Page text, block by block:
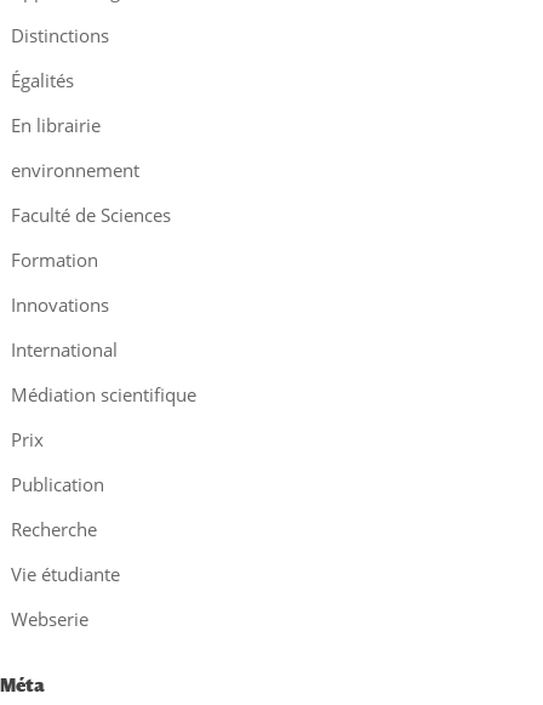
Distinctions
Égalités
En librairie
environnement
Faculté de Sciences
Formation
Innovations
International
Médiation scientifique
Prix
Publication
Recherche
Vie étudiante
Webserie
Méta